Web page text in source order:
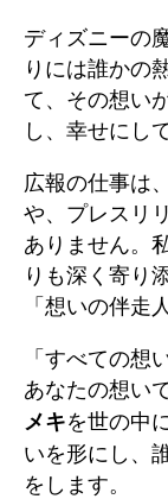
ディズニーの
りには誰かの
て、その想い
し、幸せにし
広報の仕事は
や、プレスリ
ありません。
りも深く寄り
「想いの伴走
「すべての想
あなたの想い
メキを世の中
いを形にし、
をします。